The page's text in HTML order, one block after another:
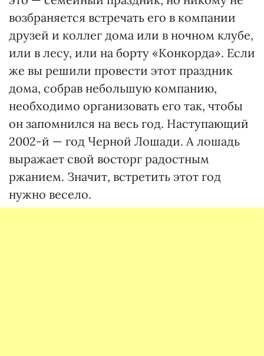
возбраняется встречать его в компании
друзей и коллег дома или в ночном клубе,
или в лесу, или на борту «Конкорда». Если
же вы решили провести этот праздник
дома, собрав небольшую компанию,
необходимо организовать его так, чтобы
он запомнился на весь год. Наступающий
2002-й — год Черной Лошади. А лошадь
выражает свой восторг радостным
ржанием. Значит, встретить этот год
нужно весело.